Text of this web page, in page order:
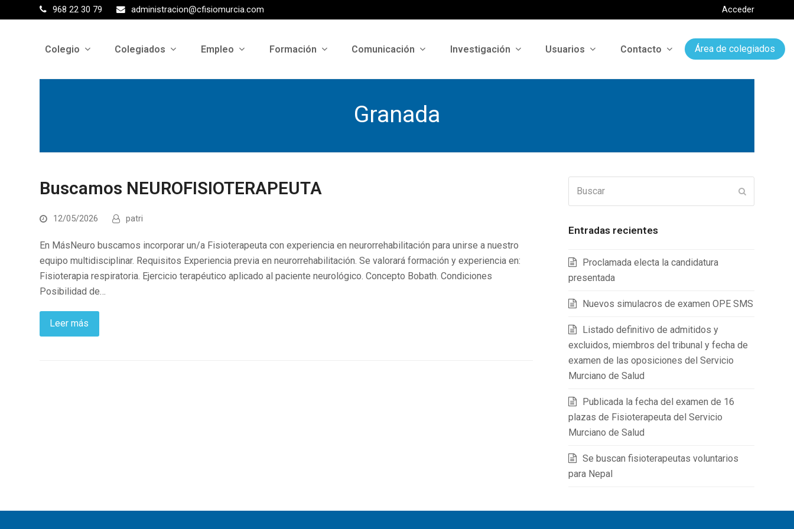
968 22 30 79 administracion@cfisiomurcia.com Acceder
Colegio Colegiados Empleo Formación Comunicación Investigación Usuarios Contacto Área de colegiados
Granada
Buscamos NEUROFISIOTERAPEUTA
12/05/2026 patri
En MásNeuro buscamos incorporar un/a Fisioterapeuta con experiencia en neurorrehabilitación para unirse a nuestro
equipo multidisciplinar. Requisitos Experiencia previa en neurorrehabilitación. Se valorará formación y experiencia en:
Fisioterapia respiratoria. Ejercicio terapéutico aplicado al paciente neurológico. Concepto Bobath. Condiciones
Posibilidad de…
Leer más
Entradas recientes
Proclamada electa la candidatura
presentada
Nuevos simulacros de examen OPE SMS
Listado definitivo de admitidos y
excluidos, miembros del tribunal y fecha de
examen de las oposiciones del Servicio
Murciano de Salud
Publicada la fecha del examen de 16
plazas de Fisioterapeuta del Servicio
Murciano de Salud
Se buscan fisioterapeutas voluntarios
para Nepal